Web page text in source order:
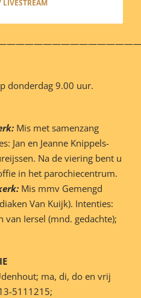
LIVESTREAM
donderdag 9.00 uur.
Mis met samenzang
Jan en Jeanne Knippels-
Na de viering bent u
in het parochiecentrum.
Mis mmv Gemengd
Van Kuijk). Intenties:
van Iersel (mnd. gedachte);
ma, di, do en vrij
5111215;